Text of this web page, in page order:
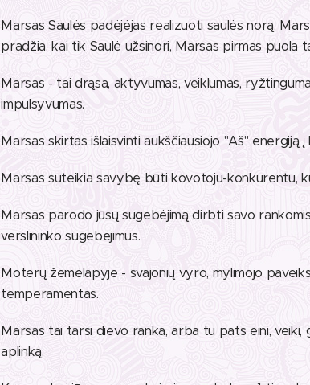
Marsas Saulės padėjėjas realizuoti saulės norą.
pradžia. kai tik Saulė užsinori, Marsas pirmas
Marsas - tai drąsa, aktyvumas, veiklumas,
impulsyvumas.
Marsas skirtas išlaisvinti aukščiausiojo "Aš" energiją
Marsas suteikia savybę būti kovotoju-konkurentu,
Marsas parodo jūsų sugebėjimą dirbti savo
verslininko sugebėjimus.
Moterų žemėlapyje - svajonių vyro, mylimojo
temperamentas.
Marsas tai tarsi dievo ranka, arba tu pats eini,
aplinką.